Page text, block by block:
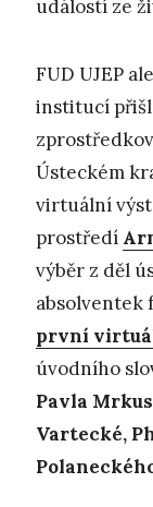
událostí ze
FUD UJEP
institucí
Ústeckém
virtuální
prostředí
výběr z děl
absolventek
první
úvodního
Pavla
Vartecké,